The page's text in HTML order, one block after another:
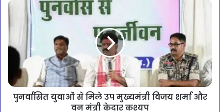
पुनर्वासित युवाओं से मिले उप मुख्यमंत्री विजय शर्मा और
वन मंत्री केदार कश्यप